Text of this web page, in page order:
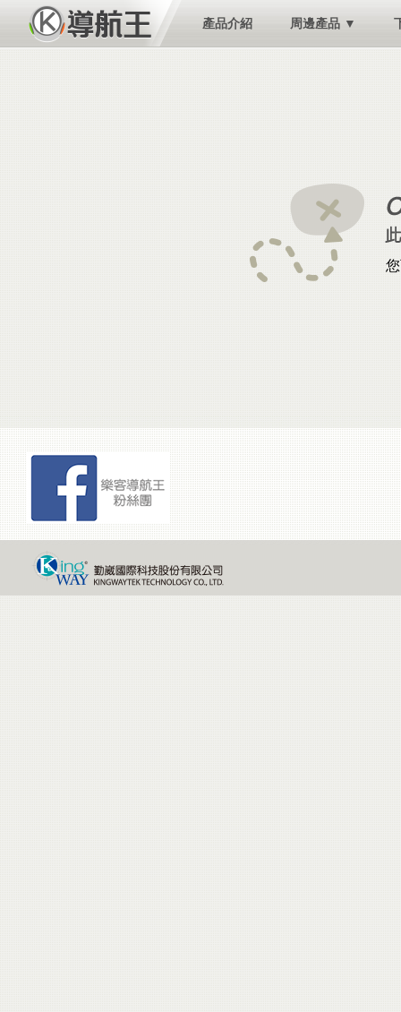
產品介紹 周邊產品 ▼